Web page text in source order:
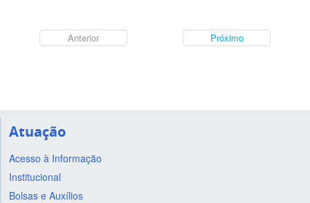
Anterior Próximo
Atuação
Acesso à Informação
Institucional
Bolsas e Auxílios